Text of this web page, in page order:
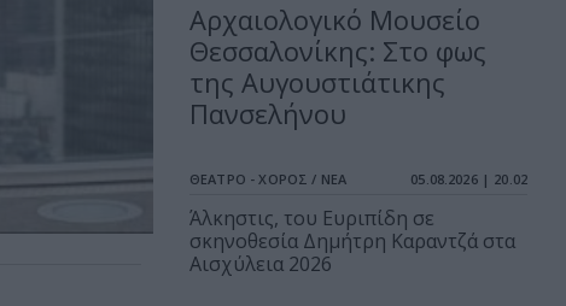
Αρχαιολογικό Μουσείο
Θεσσαλονίκης: Στο φως
της Αυγουστιάτικης
Πανσελήνου
ΘΕΑΤΡΟ - ΧΟΡΟΣ / ΝΕΑ 05.08.2026 | 20.02
Άλκηστις, του Ευριπίδη σε
σκηνοθεσία Δημήτρη Καραντζά στα
Αισχύλεια 2026